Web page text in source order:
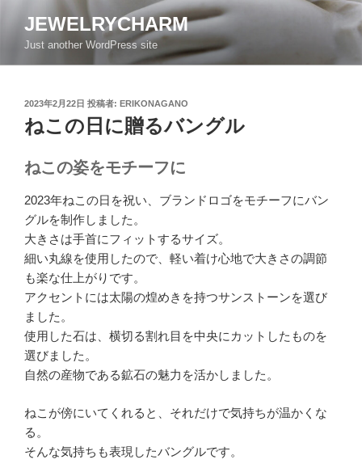
ン
JEWELRYCHARM
Just another WordPress site
投
稿
日:
2023年2月22日 投稿者: ERIKONAGANO
ねこの日に贈るバングル
ねこの姿をモチーフに
2023年ねこの日を祝い、ブランドロゴをモチーフにバン
グルを制作しました。
大きさは手首にフィットするサイズ。
細い丸線を使用したので、軽い着け心地で大きさの調節
も楽な仕上がりです。
アクセントには太陽の煌めきを持つサンストーンを選び
ました。
使用した石は、横切る割れ目を中央にカットしたものを
選びました。
自然の産物である鉱石の魅力を活かしました。
ねこが傍にいてくれると、それだけで気持ちが温かくな
る。
そんな気持ちも表現したバングルです。